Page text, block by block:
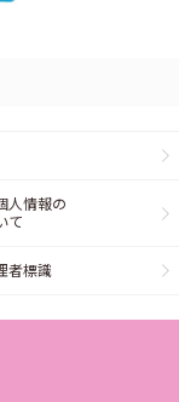
人情報の
て
者標識